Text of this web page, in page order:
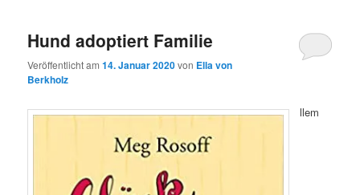
Hund adoptiert Familie
Veröffentlicht am14. Januar 2020von Ella von
Berkholz
llem